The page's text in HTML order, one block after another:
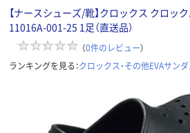
【ナースシューズ/靴】クロックス クロッ
11016A-001-25 1足（直送品）
（0件のレビュー）
ランキングを見る：クロックス・その他EVAサン